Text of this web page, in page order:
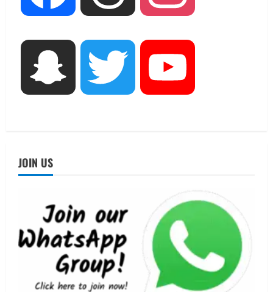
Snapchat Twitter
JOIN US
3
नाबार्ड ने राष्ट्रीय हथकरघा दिवस के अवसर पर
August 7, 2026
UTTARAKHAND NEWS
जिलाधिकारी/जिला निर्वाचन अधिकारी ने
सहसपुर विधानसभा क्षेत्र के पोलिंग बूथों का
तीलू रौतेली पुरस्कार के लिए 13 वीरांगनाओं का
1
UTTARAKHAND NEWS
15 अगस्त तक ई-केवाईसी नहीं कराई तो गैस
आपूर्ति पर पड़ सकता है असर
August 8, 2026